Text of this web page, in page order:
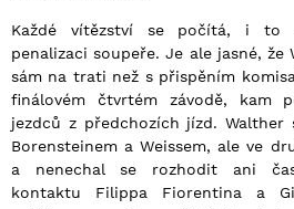
Každé vítězství se počítá, i to
penalizaci soupeře. Je ale jasné,
sám na trati než s přispěním
finálovém čtvrtém závodě, kam
jezdců z předchozích jízd.
Borensteinem a Weissem, ale ve
a nenechal se rozhodit ani
kontaktu Filippa Fiorentina a